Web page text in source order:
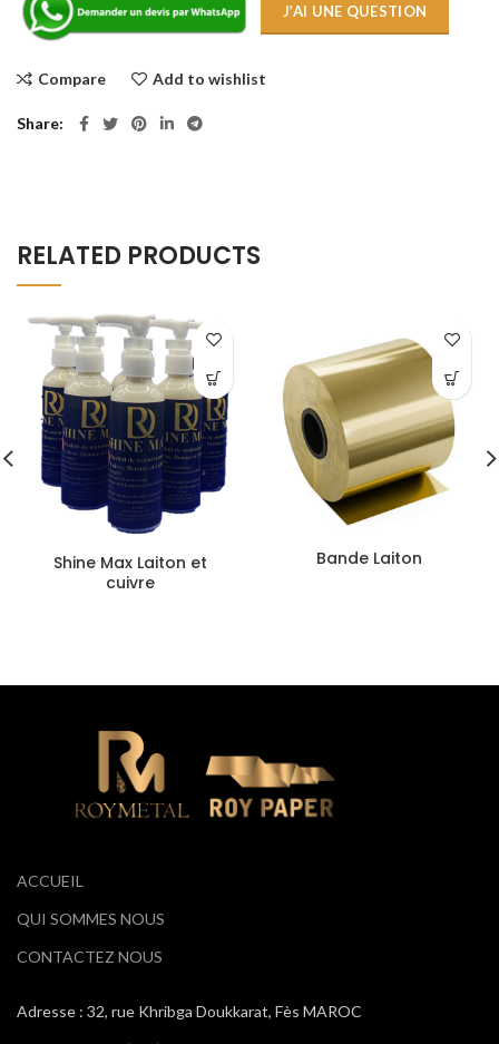
J’AI UNE QUESTION
Compare Add to wishlist
Share
RELATED PRODUCTS
Shine Max Laiton et
cuivre
Bande Laiton
ACCUEIL
QUI SOMMES NOUS
CONTACTEZ NOUS
Adresse : 32, rue Khribga Doukkarat, Fès MAROC